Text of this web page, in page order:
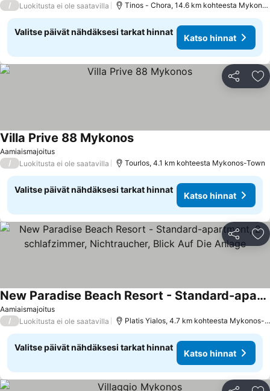
/ Luokitusta ei ole saatavilla Tinos - Chora, 14.6 km kohteesta
Valitse päivät nähdäksesi tarkat hinnat
Katso hinnat
Jaa
Aamiaismajoitus
Villa Prive 88 MykonosKatso hinnat
/ Luokitusta ei ole saatavilla Tourlos, 4.1 km kohteesta Mykonos-Town
Valitse päivät nähdäksesi tarkat hinnat
Katso hinnat
Jaa
Aamiaismajoitus
New Paradise Beach Resort - Standard-apartment, 2 schlafzimmer, Nichtraucher, Blick Auf Die Anlage
Katso hinnat
/ Luokitusta ei ole saatavilla Platis Yialos, 4.7 km kohteesta Mykonos-
Valitse päivät nähdäksesi tarkat hinnat
Katso hinnat